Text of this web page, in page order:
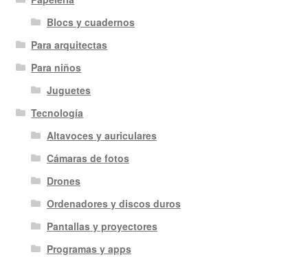
Blocs y cuadernos
Para arquitectas
Para niños
Juguetes
Tecnología
Altavoces y auriculares
Cámaras de fotos
Drones
Ordenadores y discos duros
Pantallas y proyectores
Programas y apps